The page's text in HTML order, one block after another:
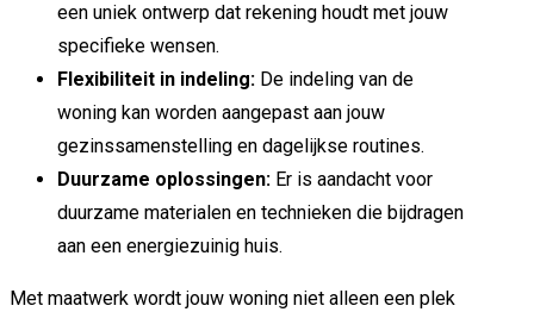
een uniek ontwerp dat rekening houdt met jouw
specifieke wensen.
Flexibiliteit in indeling: De indeling van de
woning kan worden aangepast aan jouw
gezinssamenstelling en dagelijkse routines.
Duurzame oplossingen: Er is aandacht voor
duurzame materialen en technieken die bijdragen
aan een energiezuinig huis.
Met maatwerk wordt jouw woning niet alleen een plek